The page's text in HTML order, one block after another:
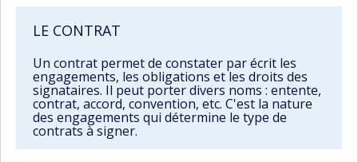
LE CONTRAT
Un contrat permet de constater par écrit les
engagements, les obligations et les droits des
signataires. Il peut porter divers noms : entente,
contrat, accord, convention, etc. C'est la nature
des engagements qui détermine le type de
contrats à signer.